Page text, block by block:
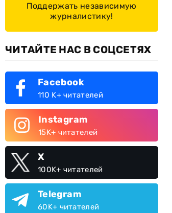
Поддержать независимую
журналистику!
ЧИТАЙТЕ НАС В СОЦСЕТЯХ
Facebook
110 K+ читателей
Instagram
15K+ читателей
X
100K+ читателей
Telegram
60K+ читателей